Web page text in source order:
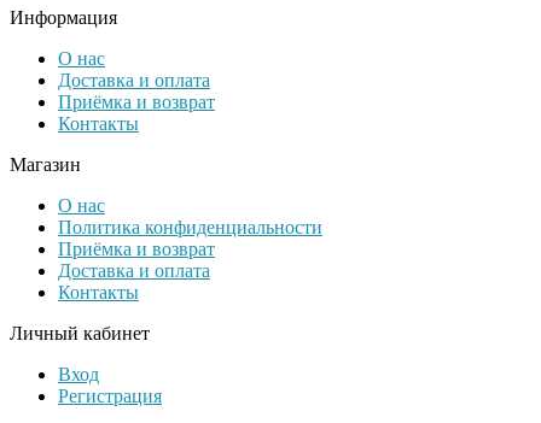
Информация
О нас
Доставка и оплата
Приёмка и возврат
Контакты
Магазин
О нас
Политика конфиденциальности
Приёмка и возврат
Доставка и оплата
Контакты
Личный кабинет
Вход
Регистрация